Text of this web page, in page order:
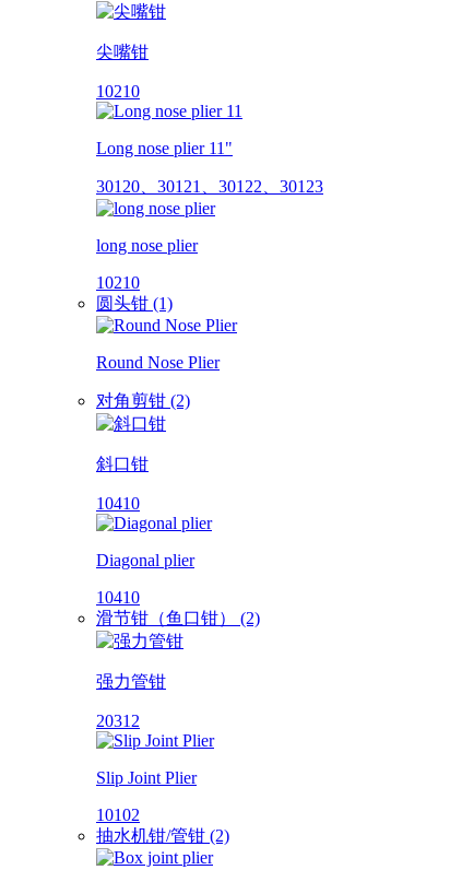
尖嘴钳
10210
Long nose plier 11"
30120、30121、30122、30123
long nose plier
10210
圆头钳 (1)
Round Nose Plier
对角剪钳 (2)
斜口钳
10410
Diagonal plier
10410
滑节钳（鱼口钳） (2)
强力管钳
20312
Slip Joint Plier
10102
抽水机钳/管钳 (2)